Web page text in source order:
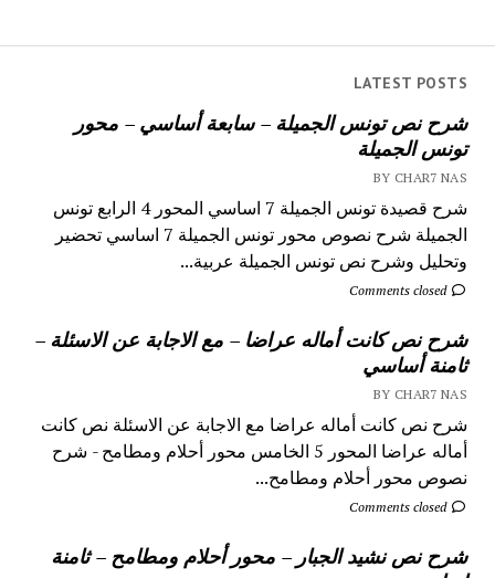
LATEST POSTS
شرح نص تونس الجميلة – سابعة أساسي – محور
تونس الجميلة
BY CHAR7 NAS
شرح قصيدة تونس الجميلة 7 اساسي المحور 4 الرابع تونس
الجميلة شرح نصوص محور تونس الجميلة 7 اساسي تحضير
وتحليل وشرح نص تونس الجميلة عربية...
Comments closed
شرح نص كانت أماله عراضا – مع الاجابة عن الاسئلة –
ثامنة أساسي
BY CHAR7 NAS
شرح نص كانت أماله عراضا مع الاجابة عن الاسئلة نص كانت
أماله عراضا المحور 5 الخامس محور أحلام ومطامح - شرح
نصوص محور أحلام ومطامح...
Comments closed
شرح نص نشيد الجبار – محور أحلام ومطامح – ثامنة